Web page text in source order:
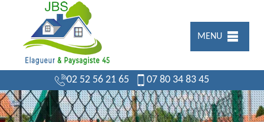
MENU
02 52 56 21 65 07 80 34 83 45